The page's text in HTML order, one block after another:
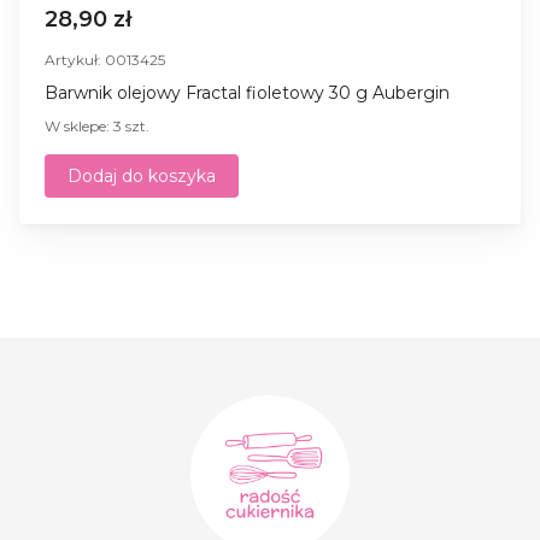
28,90 zł
Artykuł: 0013425
Barwnik olejowy Fractal fioletowy 30 g Aubergin
W sklepe: 3 szt.
Dodaj do koszyka